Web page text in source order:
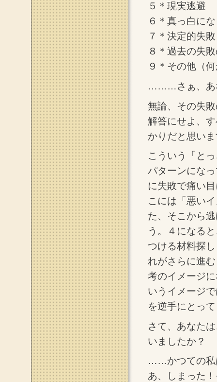
５＊現実逃避
６＊真っ白に
７＊決定的失
８＊過去の失
９＊その他（
………さぁ、あ
無論、その失
解答にせよ、
かりだと思い
こういう「と
パターンにな
に失敗で痛い
こには「悪い
た、そこから
う。４になる
つける材料探
れがさらに進
考のイメージ
いうイメージ
を逆手にとっ
さて、あなた
いましたか？
……かつての私
あ、しまった